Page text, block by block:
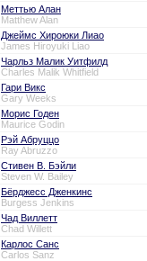
Меттью Алан
Matthew Alan
Джеймс Хироюки Лиао
James Hiroyuki Liao
Чарльз Малик Уитфилд
Charles Malik Whitfield
Гари Викс
Gary Weeks
Морис Годен
Maurice Godin
Рэй Абруццо
Ray Abruzzo
Стивен В. Бэйли
Steven W. Bailey
Бёрджесс Дженкинс
Burgess Jenkins
Чад Виллетт
Chad Willett
Карлос Санс
Carlos Sanz